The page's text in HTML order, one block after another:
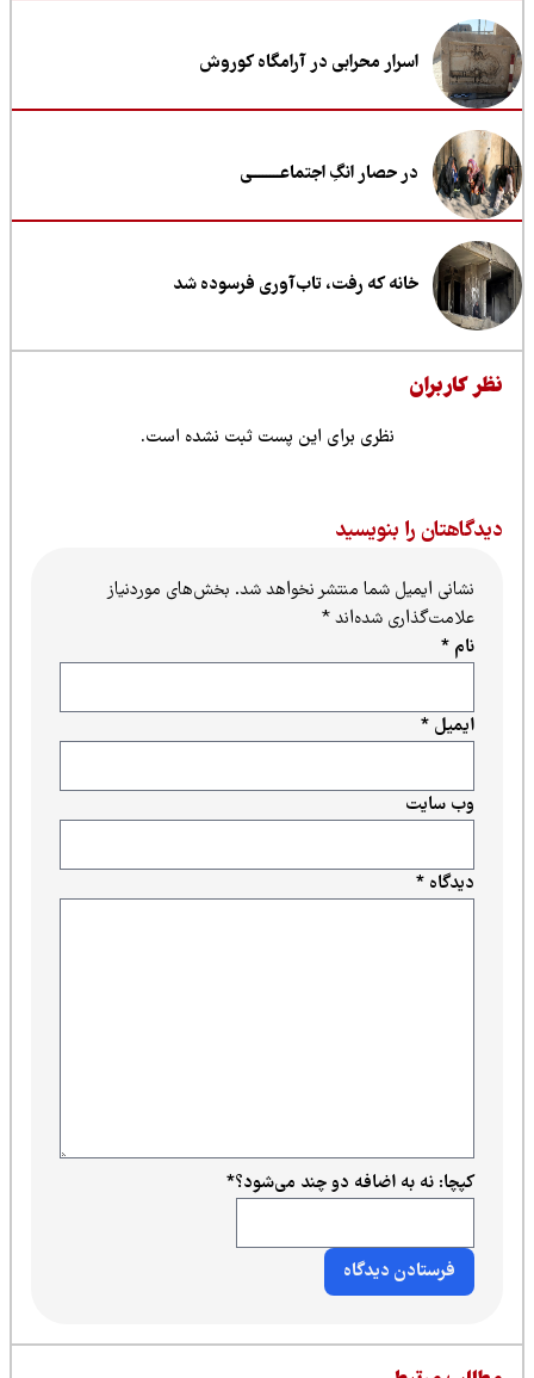
اسرار محرابی در آرامگاه کوروش
در حصار انگِ اجتماعــــــــی
خانه که رفت، تاب‌آوری فرسوده شد
کاربران
نظری برای این پست ثبت نشده است.
را بنویسید
نشانی ایمیل شما منتشر نخواهد شد.بخش‌های موردنیاز
علامت‌گذاری شده‌اند*
دیدگاه*
ایمیل*
وب‌ سایت
کپچا: نه به اضافه دو چند می‌شود؟*